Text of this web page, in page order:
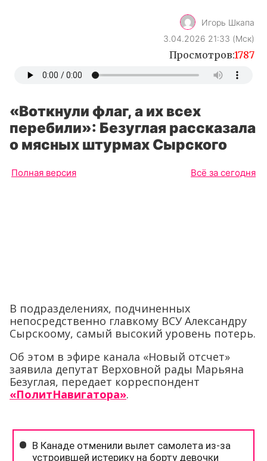
Игорь Шкапа
3.04.2026 21:33 (Мск)
Просмотров:1787
«Воткнули флаг, а их всех
перебили»: Безуглая рассказала
о мясных штурмах Сырского
Полная версия Всё за сегодня
В подразделениях, подчиненных
непосредственно главкому ВСУ Александру
Сырскоому, самый высокий уровень потерь.
Об этом в эфире канала «Новый отсчет»
заявила депутат Верховной рады Марьяна
Безуглая, передает корреспондент
«ПолитНавигатора».